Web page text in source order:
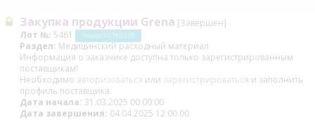
Закупка продукции Grena [Завершен]
Лот №: 5461 Запрос на ТМЦ (В)
Раздел: Медицинский расходный материал
Информация о заказчике доступна только зарегистрированным
поставщикам!
Необходимо авторизоваться или зарегистрироваться и заполнить
профиль поставщика.
Дата начала: 31.03.2025 00:00:00
Дата завершения: 04.04.2025 12:00:00